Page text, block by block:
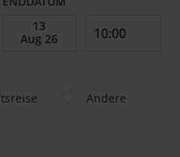
Andere